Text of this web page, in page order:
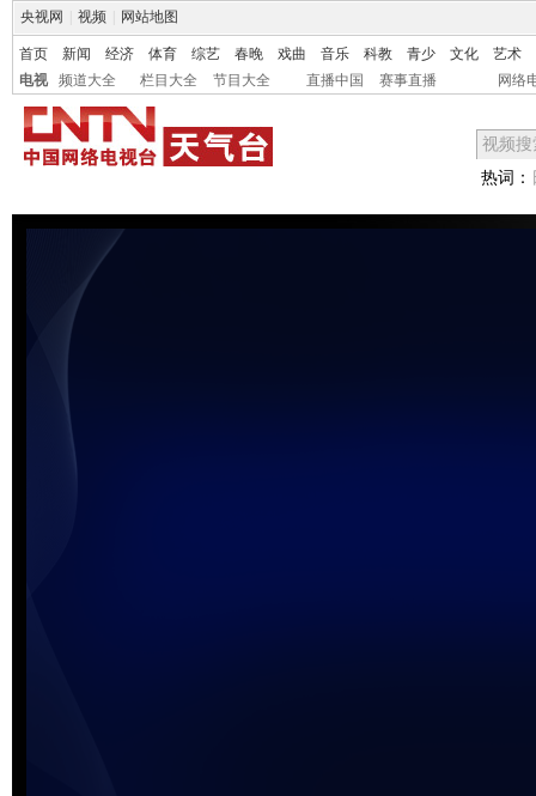
央视网 视频 网站地图
首页 新闻 经济 体育 综艺 春晚 戏曲 音乐 科教 青少 文化
艺术
电视
频道大全 栏目大全 节目大全 直播中国 赛事直播 网络
热词：